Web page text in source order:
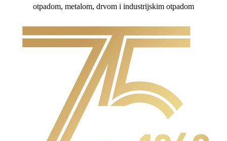
otpadom, metalom, drvom i industrijskim otpadom